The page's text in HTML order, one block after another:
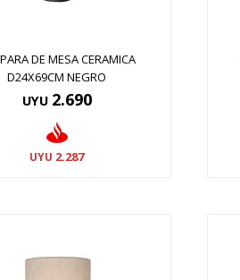
DE MESA CERAMICA
D24X69CM NEGRO
UYU 2.690
UYU 2.287